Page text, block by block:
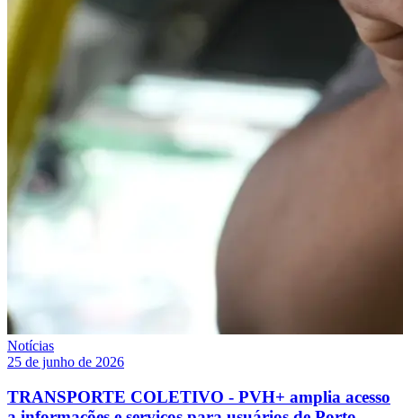
Notícias
25 de junho de 2026
TRANSPORTE COLETIVO - PVH+ amplia acesso